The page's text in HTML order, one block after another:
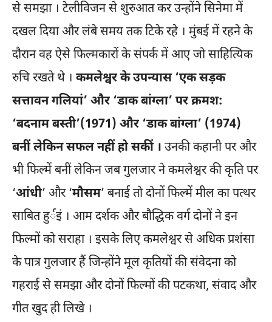
से समझा । टेलीविजन से शुरुआत कर उन्होंने सिनेमा में
दखल दिया और लंबे समय तक टिके रहे । मुंबई में रहने के
दौरान वह ऐसे फिल्मकारों के संपर्क में आए जो साहित्यिक
रुचि रखते थे । कमलेश्वर के उपन्यास ‘एक सड़क
सत्तावन गलियां’ और ‘डाक बांग्ला’ पर क्रमश:
‘बदनाम बस्ती’(1971) और ‘डाक बांग्ला’ (1974)
बनीं लेकिन सफल नहीं हो सकीं । उनकी कहानी पर और
भी फिल्में बनीं लेकिन जब गुलजार ने कमलेश्वर की कृति पर
‘आंधी’ और ‘मौसम’ बनाई तो दोनों फिल्में मील का पत्थर
साबित हुर्इं । आम दर्शक और बौद्धिक वर्ग दोनों ने इन
फिल्मों को सराहा । इसके लिए कमलेश्वर से अधिक प्रशंसा
के पात्र गुलजार हैं जिन्होंने मूल कृतियों की संवेदना को
गहराई से समझा और दोनों फिल्मों की पटकथा, संवाद और
गीत खुद ही लिखे ।